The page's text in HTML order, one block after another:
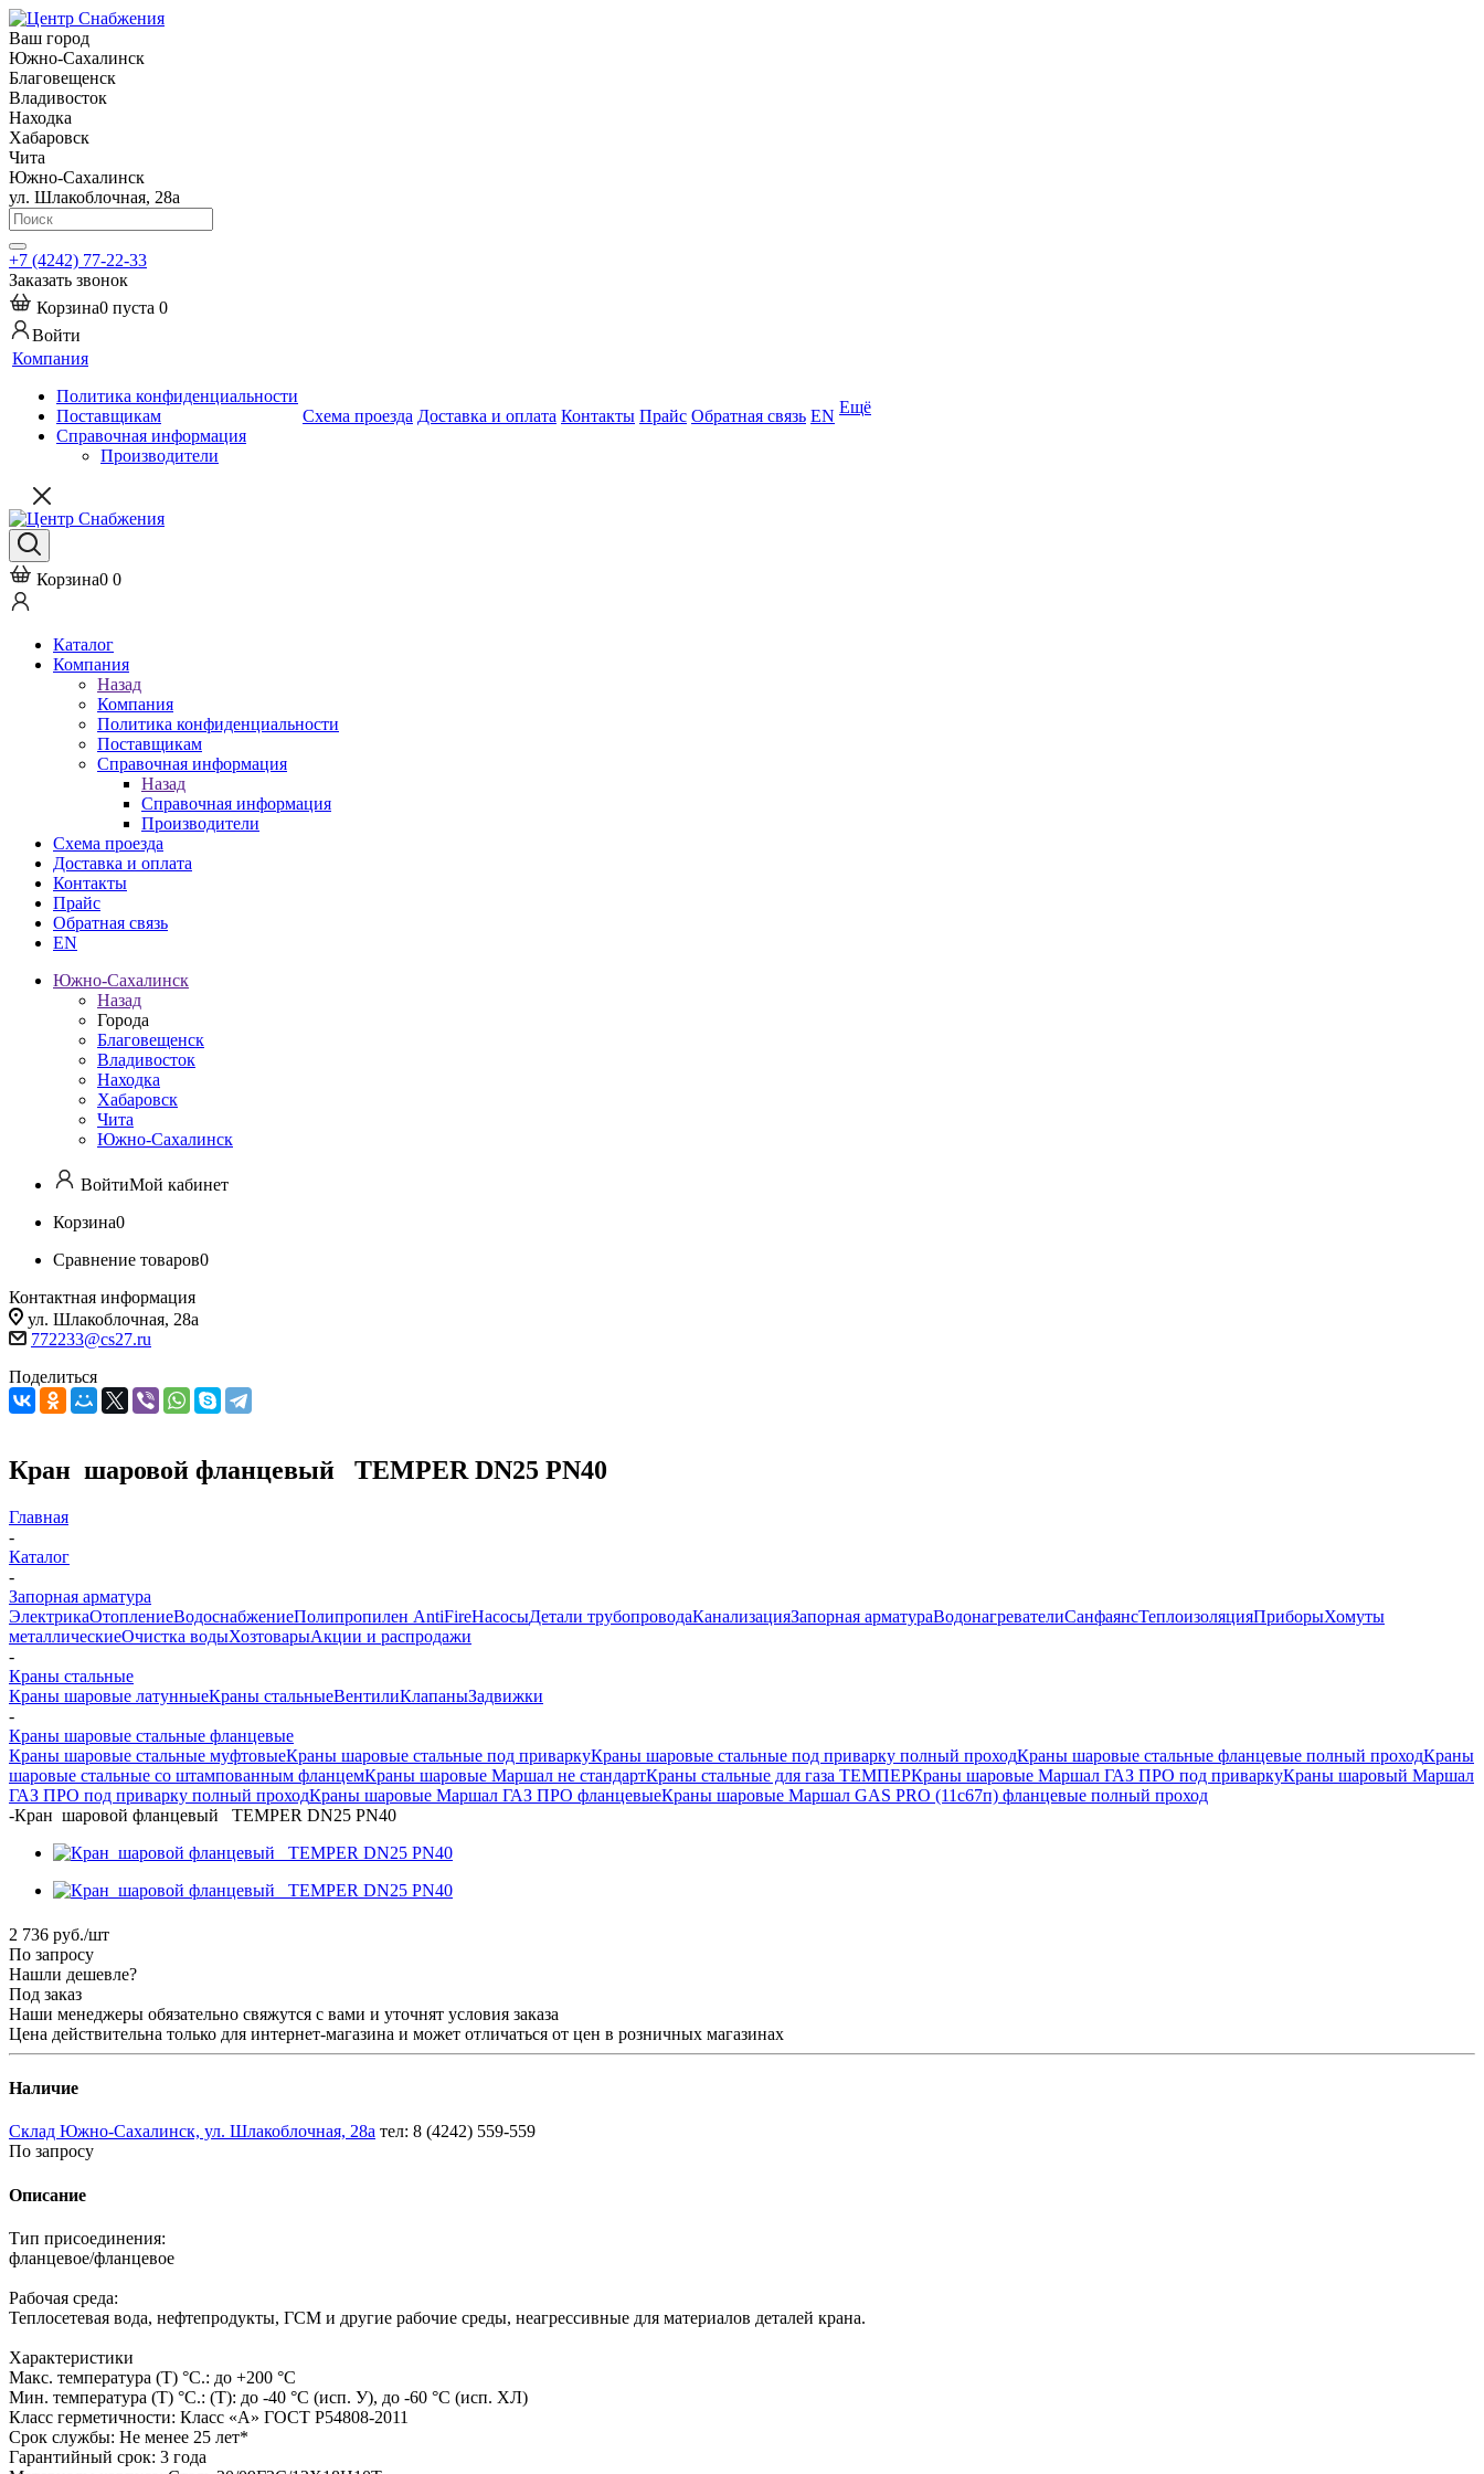
Ваш город
Южно-Сахалинск
Благовещенск
Владивосток
Находка
Хабаровск
Чита
Южно-Сахалинск
ул. Шлакоблочная, 28а
+7 (4242) 77-22-33
Заказать звонок
Корзина0 пуста 0
Войти
Компания
Политика конфиденциальности
Поставщикам
Справочная информация
Производители
Схема проезда Доставка и оплата Контакты Прайс Обратная связь EN Ещё
Корзина0 0
Каталог
Компания
Назад
Компания
Политика конфиденциальности
Поставщикам
Справочная информация
Назад
Справочная информация
Производители
Схема проезда
Доставка и оплата
Контакты
Прайс
Обратная связь
EN
Южно-Сахалинск
Назад
Города
Благовещенск
Владивосток
Находка
Хабаровск
Чита
Южно-Сахалинск
ВойтиМой кабинет
Корзина0
Сравнение товаров0
Контактная информация
ул. Шлакоблочная, 28а
772233@cs27.ru
Поделиться
Кран шаровой фланцевый TEMPER DN25 PN40
Главная
-
Каталог
-
Запорная арматура
ЭлектрикаОтоплениеВодоснабжениеПолипропилен AntiFireНасосыДетали трубопроводаКанализацияЗапорная арматураВодонагревателиСанфаянсТеплоизоляцияПриборыХомуты
металлическиеОчистка водыХозтоварыАкции и распродажи
-
Краны стальные
Краны шаровые латунныеКраны стальныеВентилиКлапаныЗадвижки
-
Краны шаровые стальные фланцевые
Краны шаровые стальные муфтовыеКраны шаровые стальные под приваркуКраны шаровые стальные под приварку полный проходКраны шаровые стальные фланцевые полный проходКраны
шаровые стальные со штампованным фланцемКраны шаровые Маршал не стандартКраны стальные для газа ТЕМПЕРКраны шаровые Маршал ГАЗ ПРО под приваркуКраны шаровый Маршал
ГАЗ ПРО под приварку полный проходКраны шаровые Маршал ГАЗ ПРО фланцевыеКраны шаровые Маршал GAS PRO (11с67п) фланцевые полный проход
-Кран шаровой фланцевый TEMPER DN25 PN40
2 736 руб./шт
По запросу
Нашли дешевле?
Под заказ
Наши менеджеры обязательно свяжутся с вами и уточнят условия заказа
Цена действительна только для интернет-магазина и может отличаться от цен в розничных магазинах
Наличие
Склад Южно-Сахалинск, ул. Шлакоблочная, 28а тел: 8 (4242) 559-559
По запросу
Описание
Тип присоединения:
фланцевое/фланцевое
Рабочая среда:
Теплосетевая вода, нефтепродукты, ГСМ и другие рабочие среды, неагрессивные для материалов деталей крана.
Характеристики
Макс. температура (Т) °С.: до +200 °С
Мин. температура (Т) °С.: (Т): до -40 °С (исп. У), до -60 °С (исп. ХЛ)
Класс герметичности: Класс «А» ГОСТ Р54808-2011
Срок службы: Не менее 25 лет*
Гарантийный срок: 3 года